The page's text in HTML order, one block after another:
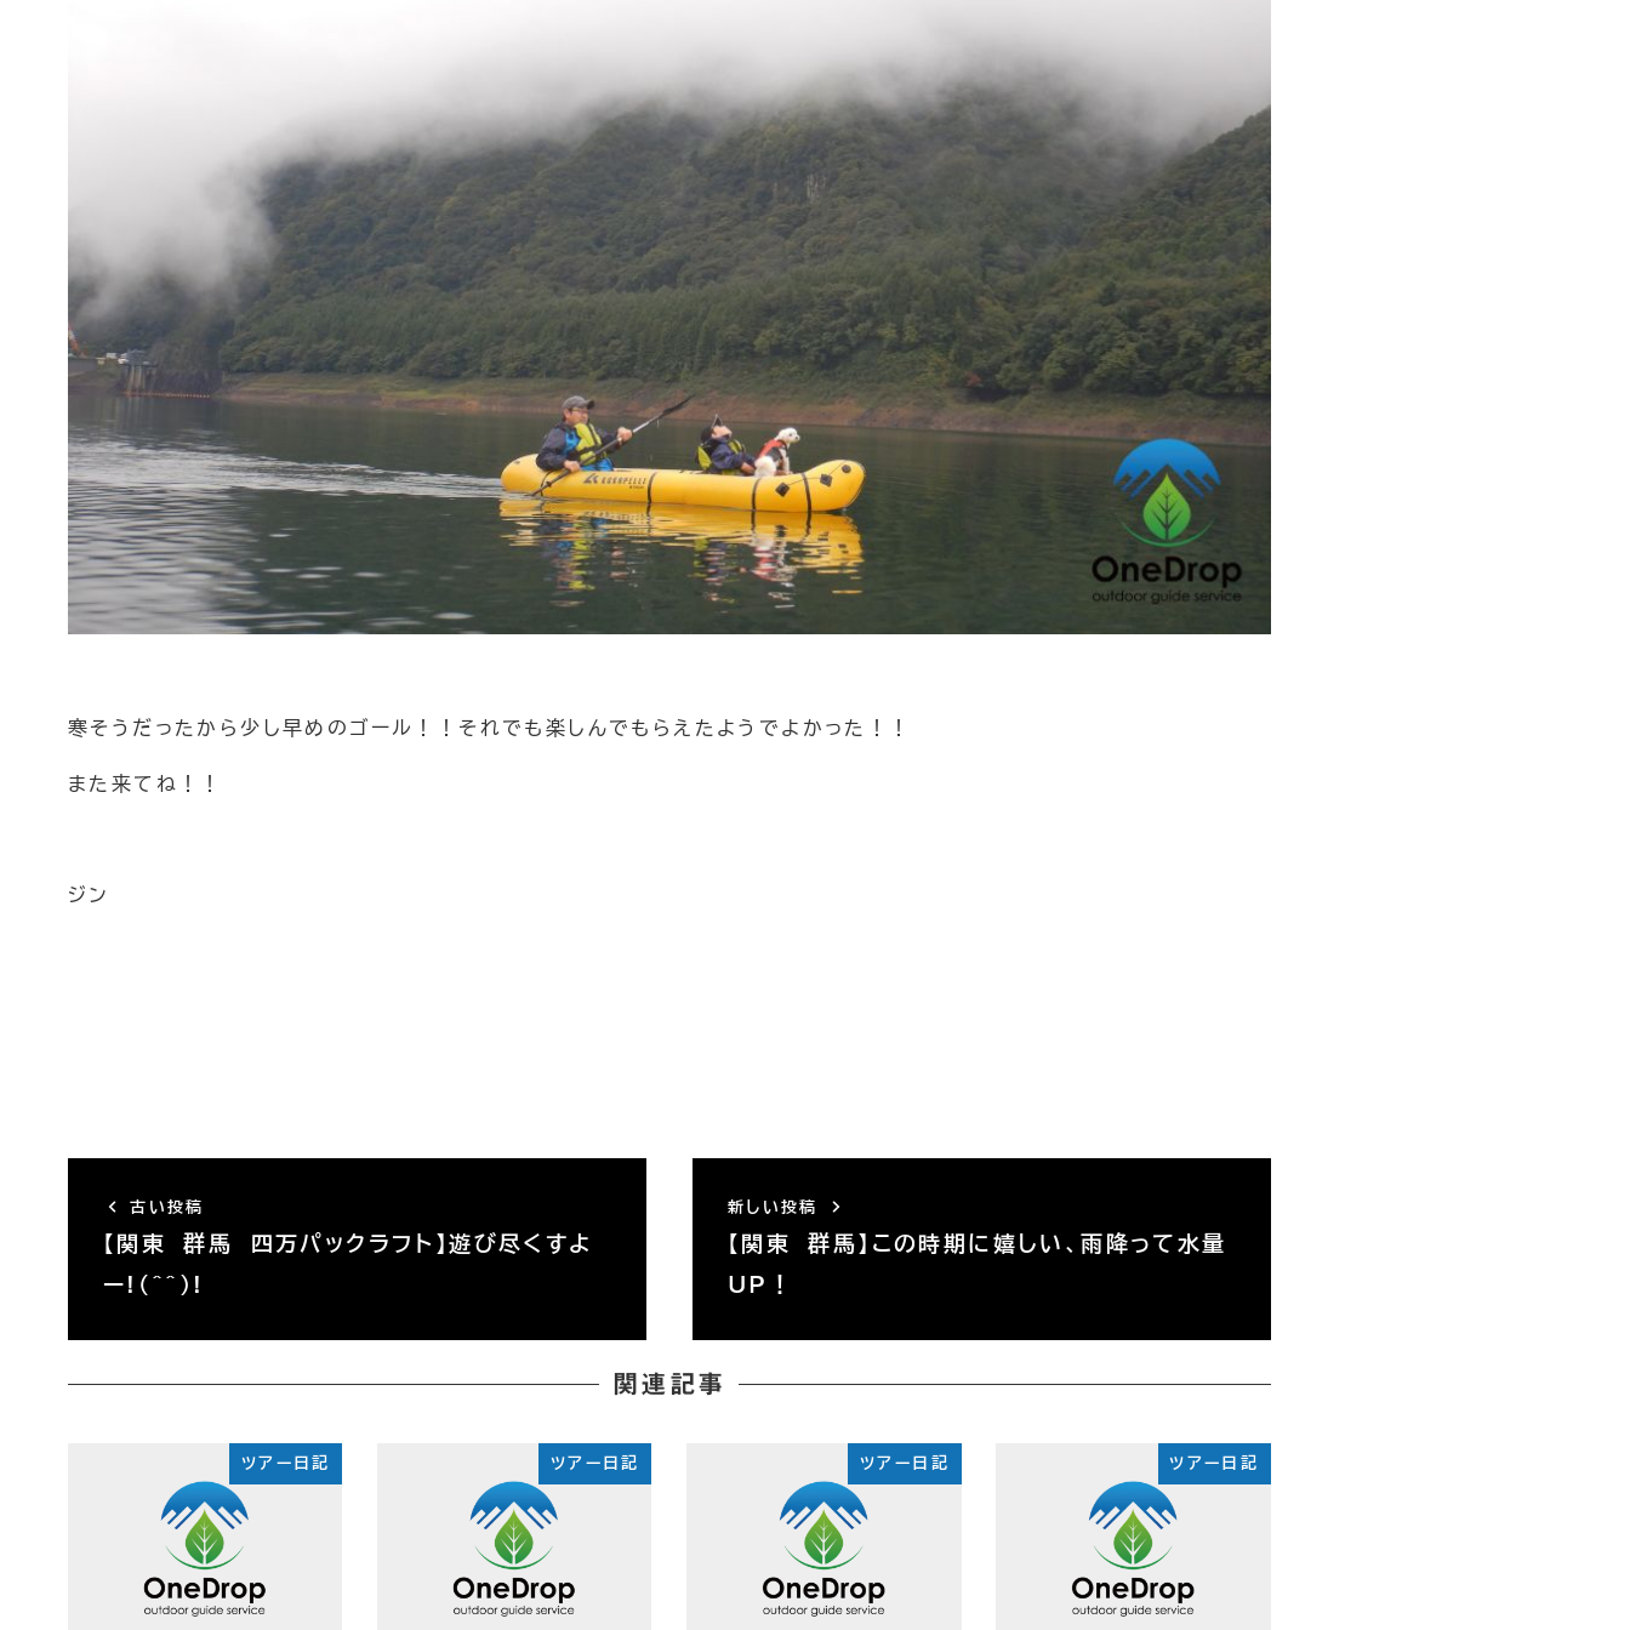
寒そうだったから少し早めのゴール！！それでも楽しんでもらえたようでよかった！！
また来てね！！
ジン
古い投稿
【関東 群馬 四万パックラフト】遊び尽くすよ
ー!(^^)!
新しい投稿
【関東 群馬】この時期に嬉しい、雨降って水量
UP！
関連記事
ツアー日記 ツアー日記 ツアー日記 ツアー日記